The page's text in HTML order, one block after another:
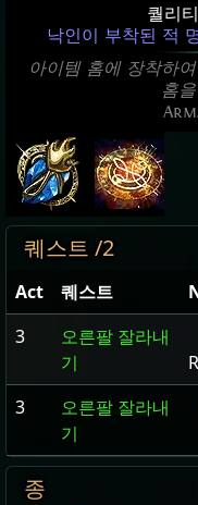
퀄리
낙인이 부착된 적
아이템 홈에 장착하
홈
퀘스트 /2
Act 퀘스트
3
오른팔 잘라내
기
3
오른팔 잘라내
기
종